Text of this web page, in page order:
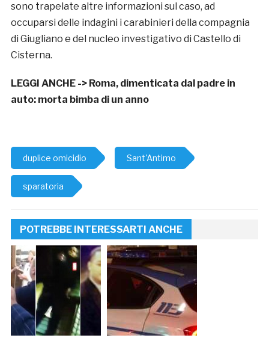
sono trapelate altre informazioni sul caso, ad
occuparsi delle indagini i carabinieri della compagnia
di Giugliano e del nucleo investigativo di Castello di
Cisterna.
LEGGI ANCHE -> Roma, dimenticata dal padre in
auto: morta bimba di un anno
duplice omicidio Sant'Antimo
sparatoria
POTREBBE INTERESSARTI ANCHE